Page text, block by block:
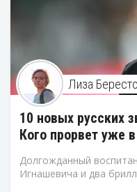
Лиза
10 новых русских
Кого прорвет уже
Долгожданный
Игнашевича и два